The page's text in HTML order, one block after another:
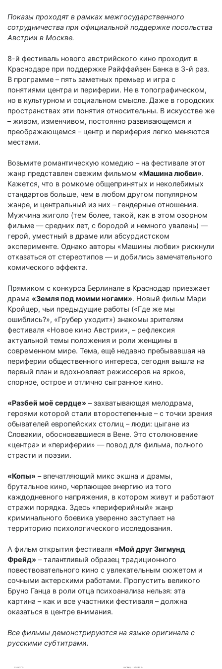
Показы проходят в рамках межгосударственного
сотрудничества при официальной поддержке посольства
Австрии в Москве.
8-й фестиваль нового австрийского кино проходит в
Краснодаре при поддержке Райффайзен Банка в 3-й раз.
В программе – пять заметных премьер и игра с
понятиями центра и периферии. Не в топографическом,
но в культурном и социальном смысле. Даже в городских
пространствах эти понятия относительны. В искусстве же
– живом, изменчивом, постоянно развивающемся и
преображающемся – центр и периферия легко меняются
местами.
Возьмите романтическую комедию – на фестивале этот
жанр представлен свежим фильмом «Машина любви».
Кажется, что в ромкоме общепринятых и неколебимых
стандартов больше, чем в любом другом популярном
жанре, и центральный из них – гендерные отношения.
Мужчина жиголо (тем более, такой, как в этом озорном
фильме — средних лет, с бородой и немного увалень) —
герой, уместный в драме или абсурдистском
эксперименте. Однако авторы «Машины любви» рискнули
отказаться от стереотипов — и добились замечательного
комического эффекта.
Прямиком с конкурса Берлинале в Краснодар приезжает
драма «Земля под моими ногами». Новый фильм Мари
Кройцер, чьи предыдущие работы («Где же мы
ошиблись?», «Грубер уходит») знакомы зрителям
фестиваля «Новое кино Австрии», – рефлексия
актуальной темы положения и роли женщины в
современном мире. Тема, ещё недавно пребывавшая на
периферии общественного интереса, сегодня вышла на
первый план и вдохновляет режиссеров на яркое,
спорное, острое и отлично сыгранное кино.
«Разбей моё сердце» – захватывающая мелодрама,
героями которой стали второстепенные – с точки зрения
обывателей европейских столиц – люди: цыгане из
Словакии, обосновавшиеся в Вене. Это столкновение
«центра» и «периферии» — повод для фильма, полного
страсти и поэзии.
«Копы» – впечатляющий микс экшна и драмы,
брутальное кино, черпающее энергию из того
каждодневного напряжения, в котором живут и работают
стражи порядка. Здесь «периферийный» жанр
криминального боевика уверенно заступает на
территорию психологического исследования.
А фильм открытия фестиваля «Мой друг Зигмунд
Фрейд» – талантливый образец традиционного
повествовательного кино с увлекательным сюжетом и
сочными актерскими работами. Пропустить великого
Бруно Ганца в роли отца психоанализа нельзя: эта
картина – как и все участники фестиваля – должна
оказаться в центре внимания.
Все фильмы демонстрируются на языке оригинала с
русскими субтитрами.